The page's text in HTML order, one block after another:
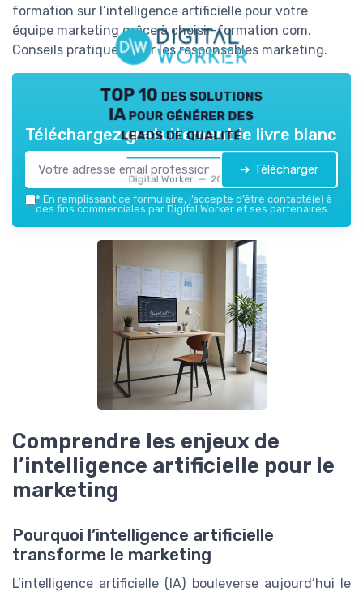
formation sur l’intelligence artificielle pour votre
équipe marketing grâce à choisir-formation com.
Conseils pratiques pour les responsables marketing.
TOP 10 des solutions
IA pour générer des
leads de qualité
Digital Worker — 2026
Téléchargez gratuitement le livre blanc
➔ Télécharger
* En remplissant ce formulaire, j’accepte d’être contacté(e) à
des fins commerciales par Digital Worker et ses partenaires.
Comprendre les enjeux de
l’intelligence artificielle pour le
marketing
Pourquoi l’intelligence artificielle
transforme le marketing
L’intelligence artificielle (IA) bouleverse aujourd’hui le